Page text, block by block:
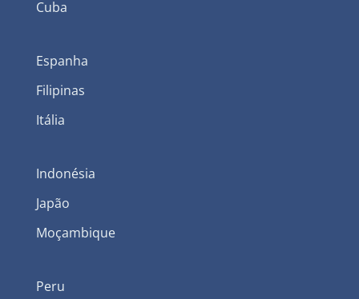
Cuba
Espanha
Filipinas
Itália
Indonésia
Japão
Moçambique
Peru